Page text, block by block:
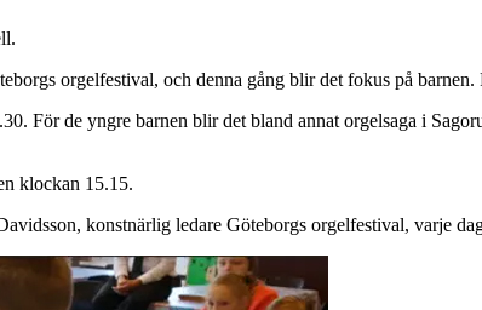
orgelfestival, och denna gång blir det fokus på
För de yngre barnen blir det bland annat orgelsaga i
klockan 15.15.
konstnärlig ledare Göteborgs orgelfestival, varje